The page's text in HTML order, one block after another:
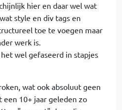
hier en daar wel wat
style en div tags en
toe te voegen maar
werk is.
wel gefaseerd in stapjes
wat ook absoluut geen
10+ jaar geleden zo